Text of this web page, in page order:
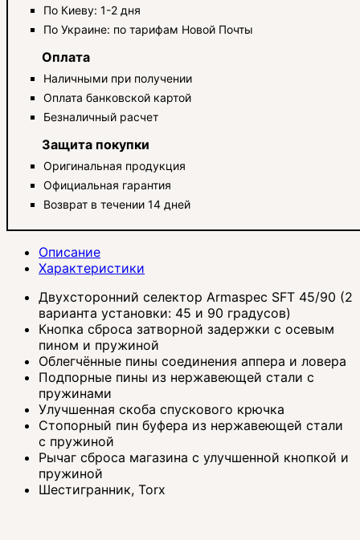
По Киеву: 1-2 дня
По Украине: по тарифам Новой Почты
Оплата
Наличными при получении
Оплата банковской картой
Безналичный расчет
Защита покупки
Оригинальная продукция
Официальная гарантия
Возврат в течении 14 дней
Описание
Характеристики
Двухсторонний селектор Armaspec SFT 45/90 (2
варианта установки: 45 и 90 градусов)
Кнопка сброса затворной задержки с осевым
пином и пружиной
Облегчённые пины соединения аппера и ловера
Подпорные пины из нержавеющей стали с
пружинами
Улучшенная скоба спускового крючка
Стопорный пин буфера из нержавеющей стали
с пружиной
Рычаг сброса магазина с улучшенной кнопкой и
пружиной
Шестигранник, Torx